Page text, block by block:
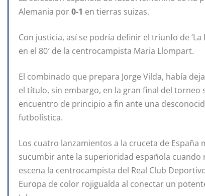
Alemania por0-1 en tierras suizas.
Con justicia, así se podría definir el triunfo de
en el 80′ de la centrocampista Maria Llompart.
El combinado que prepara Jorge Vilda, había
el título, sin embargo, en la gran final del
encuentro de principio a fin ante una
futbolística.
Los cuatro lanzamientos a la cruceta de
sucumbir ante la superioridad española cuando
escena la centrocampista del Real Club
Europa de color rojigualda al conectar un